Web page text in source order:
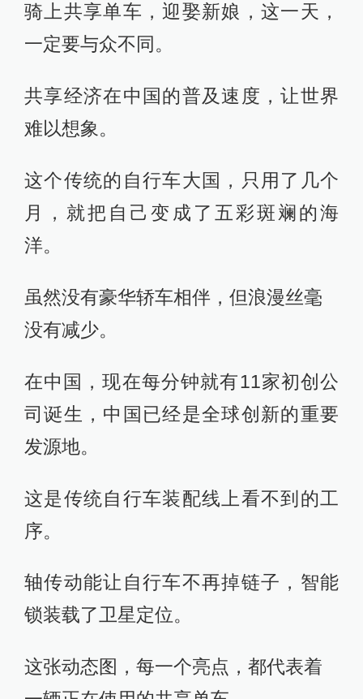
骑上共享单车，迎娶新娘，这一天，
一定要与众不同。
共享经济在中国的普及速度，让世界
难以想象。
这个传统的自行车大国，只用了几个
月，就把自己变成了五彩斑斓的海
洋。
虽然没有豪华轿车相伴，但浪漫丝毫
没有减少。
在中国，现在每分钟就有11家初创公
司诞生，中国已经是全球创新的重要
发源地。
这是传统自行车装配线上看不到的工
序。
轴传动能让自行车不再掉链子，智能
锁装载了卫星定位。
这张动态图，每一个亮点，都代表着